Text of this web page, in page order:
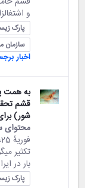
و
پارک
سازمان
اخبار
به همت
قشم
شور)
محتوای
فوریهٔ 25،‏ 13:18
تکثیر
بار در
پارک